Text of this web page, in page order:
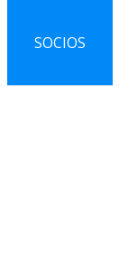
SOCIOS